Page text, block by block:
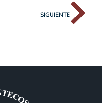
SIGUIENTE